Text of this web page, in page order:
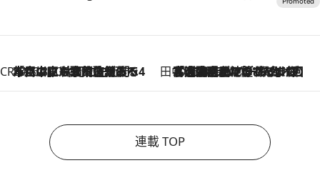
CREA'S CHOICE
2026.8.7
「立川にも歌舞伎があるんだよ」 片岡仁左衛門・市川中車ら豪華座組みで4年目の立川立飛歌舞伎へ 田中稲の勝手に再ブーム
2026.8.7
「湘南乃風に憧れて」観客大盛上がりの“タオル回し”に、ラッパー顔負けの高速歌唱まで…さだまさし（74）のアグレッシブすぎる現在地
連載 TOP